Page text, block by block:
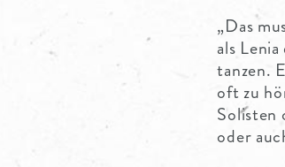
„Das
als
tanzen.
oft zu
Solisten
oder